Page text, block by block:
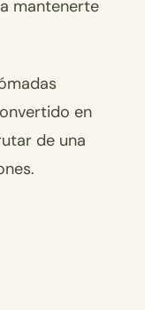
mantenerte
en
de una